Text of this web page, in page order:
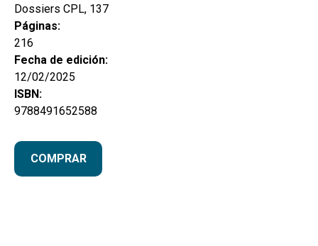
Dossiers CPL, 137
Páginas:
216
Fecha de edición:
12/02/2025
ISBN:
9788491652588
COMPRAR